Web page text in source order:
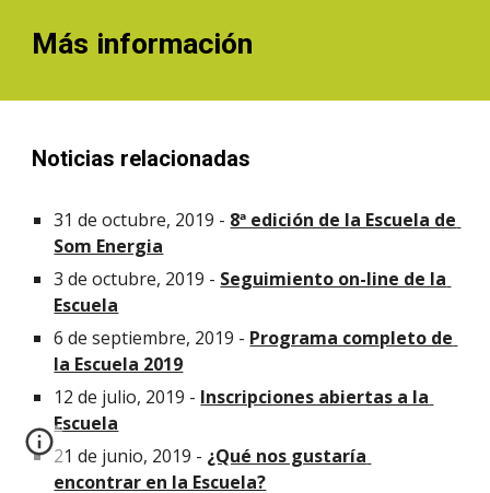
Más información
Noticias relacionadas
31 de octubre, 2019 - 8ª edición de la Escuela de
Som Energia
3 de octubre, 2019 - Seguimiento on-line de la
Escuela
6 de septiembre, 2019 - Programa completo de
la Escuela 2019
12 de julio, 2019 - Inscripciones abiertas a la
Escuela
21 de junio, 2019 - ¿Qué nos gustaría
encontrar en la Escuela?